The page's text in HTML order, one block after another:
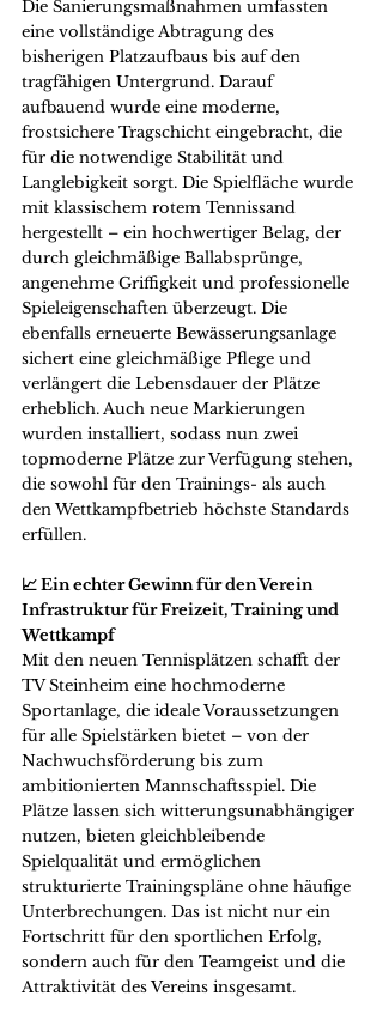
Die Sanierungsmaßnahmen umfassten
eine vollständige Abtragung des
bisherigen Platzaufbaus bis auf den
tragfähigen Untergrund. Darauf
aufbauend wurde eine moderne,
frostsichere Tragschicht eingebracht, die
für die notwendige Stabilität und
Langlebigkeit sorgt. Die Spielfläche wurde
mit klassischem rotem Tennissand
hergestellt – ein hochwertiger Belag, der
durch gleichmäßige Ballabsprünge,
angenehme Griffigkeit und professionelle
Spieleigenschaften überzeugt. Die
ebenfalls erneuerte Bewässerungsanlage
sichert eine gleichmäßige Pflege und
verlängert die Lebensdauer der Plätze
erheblich. Auch neue Markierungen
wurden installiert, sodass nun zwei
topmoderne Plätze zur Verfügung stehen,
die sowohl für den Trainings- als auch
den Wettkampfbetrieb höchste Standards
erfüllen.
📈 Ein echter Gewinn für den Verein
Infrastruktur für Freizeit, Training und
Wettkampf
Mit den neuen Tennisplätzen schafft der
TV Steinheim eine hochmoderne
Sportanlage, die ideale Voraussetzungen
für alle Spielstärken bietet – von der
Nachwuchsförderung bis zum
ambitionierten Mannschaftsspiel. Die
Plätze lassen sich witterungsunabhängiger
nutzen, bieten gleichbleibende
Spielqualität und ermöglichen
strukturierte Trainingspläne ohne häufige
Unterbrechungen. Das ist nicht nur ein
Fortschritt für den sportlichen Erfolg,
sondern auch für den Teamgeist und die
Attraktivität des Vereins insgesamt.